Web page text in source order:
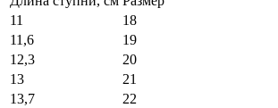
11
18
11,6
19
12,3
20
13
21
13,7
22